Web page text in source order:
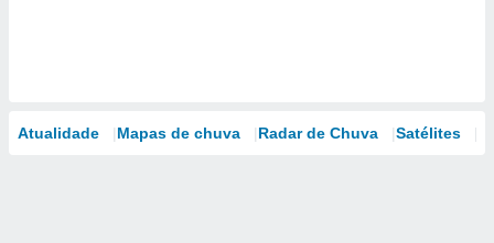
Atualidade Mapas de chuva Radar de Chuva Satélites